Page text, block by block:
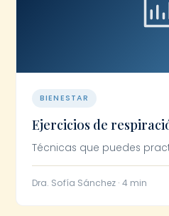
BIENESTAR
Ejercicios de
Técnicas que puedes
Dra. Sofía Sánchez · 4 min